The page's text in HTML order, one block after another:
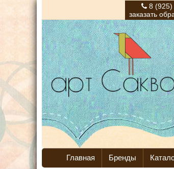
8 (925)
заказать
Главная Бренды